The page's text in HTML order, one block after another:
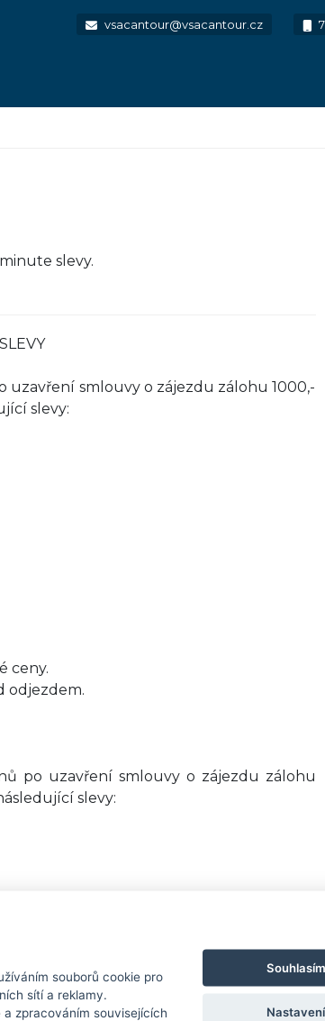
vsacantour@vsacantour.cz
slevy.
uzavření smlouvy o zájezdu zálohu 1000,-
slevy:
ceny.
odjezdem.
po uzavření smlouvy o zájezdu zálohu
slevy:
souborů cookie pro
sítí a reklamy.
zpracováním souvisejících
Souhlasím
Nastavení